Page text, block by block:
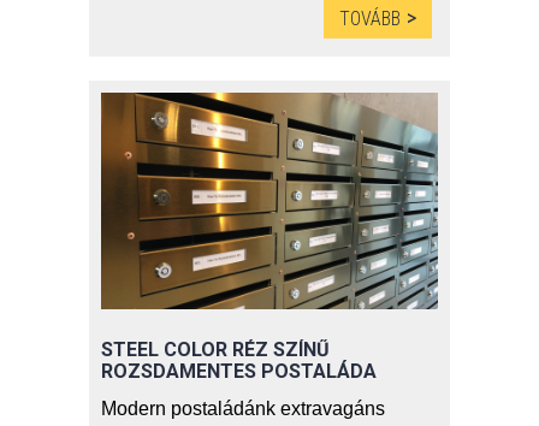
teljes egészében a nagy méretű
rekesz ajtók teszik ki. Ez a kialakítás
rekeszeket eredményez. Az
oldalranyíló ajtók gondoskodnak a
felhasználóbarát élményről.
Süllyesztett kivitel alsó és felső
burkolatokkal kiegészítve
(Ajánlatkérő űrlap az oldal alján)
TOVÁBB
STEEL COLOR RÉZ SZÍNŰ
ROZSDAMENTES POSTALÁDA
Modern postaládánk extravagáns